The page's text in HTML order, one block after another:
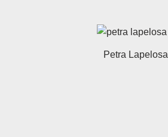
Petra Lapelosa